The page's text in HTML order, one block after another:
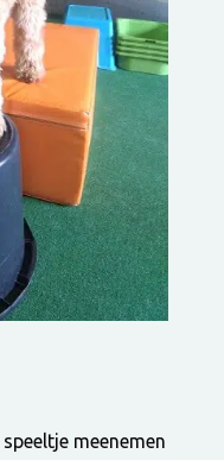
meenemen